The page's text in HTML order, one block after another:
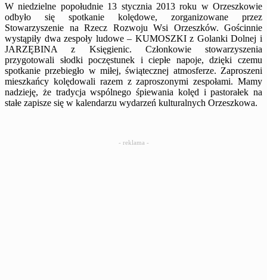
W niedzielne popołudnie 13 stycznia 2013 roku w Orzeszkowie
odbyło się spotkanie kolędowe, zorganizowane przez
Stowarzyszenie na Rzecz Rozwoju Wsi Orzeszków. Gościnnie
wystąpiły dwa zespoły ludowe – KUMOSZKI z Golanki Dolnej i
JARZĘBINA z Księgienic. Członkowie stowarzyszenia
przygotowali słodki poczęstunek i ciepłe napoje, dzięki czemu
spotkanie przebiegło w miłej, świątecznej atmosferze. Zaproszeni
mieszkańcy kolędowali razem z zaproszonymi zespołami. Mamy
nadzieję, że tradycja wspólnego śpiewania kolęd i pastorałek na
stałe zapisze się w kalendarzu wydarzeń kulturalnych Orzeszkowa.
- reklama -